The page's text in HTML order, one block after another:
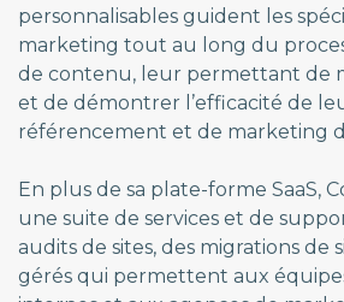
personnalisables guident les
marketing tout au long du
de contenu, leur permettant de
et de démontrer l’efficacité de
référencement et de marketing
En plus de sa plate-forme SaaS,
une suite de services et de
audits de sites, des migrations de
gérés qui permettent aux